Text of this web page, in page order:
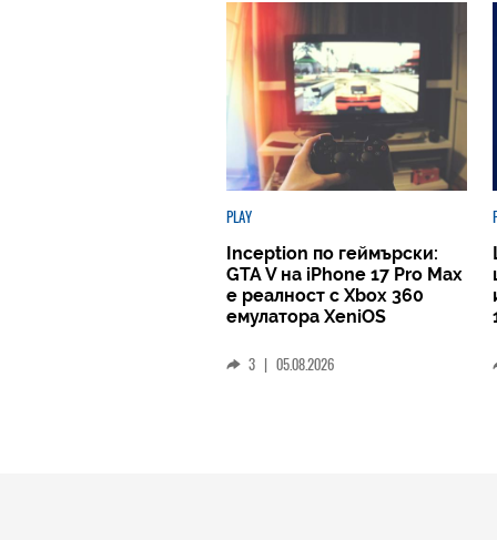
PLAY
Inception по геймърски:
GTA V на iPhone 17 Pro Max
е реалност с Xbox 360
емулатора XeniOS
3 | 05.08.2026